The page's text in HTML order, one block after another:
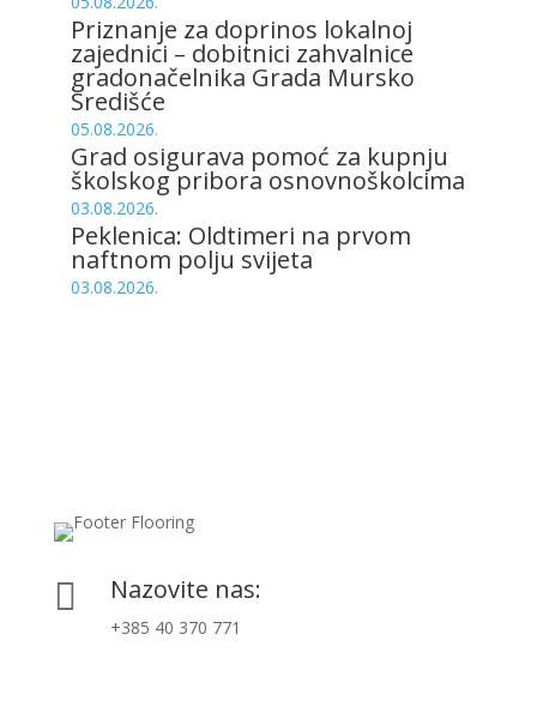
Priznanje za doprinos lokalnoj
zajednici – dobitnici zahvalnice
gradonačelnika Grada Mursko
Središće
05.08.2026.
Grad osigurava pomoć za kupnju
školskog pribora osnovnoškolcima
03.08.2026.
Peklenica: Oldtimeri na prvom
naftnom polju svijeta
03.08.2026.
 Nazovite nas:
+385 40 370 771